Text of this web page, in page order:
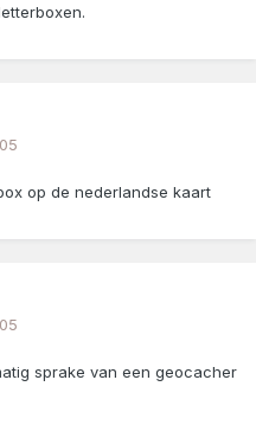
op de nederlandse kaart
sprake van een geocacher